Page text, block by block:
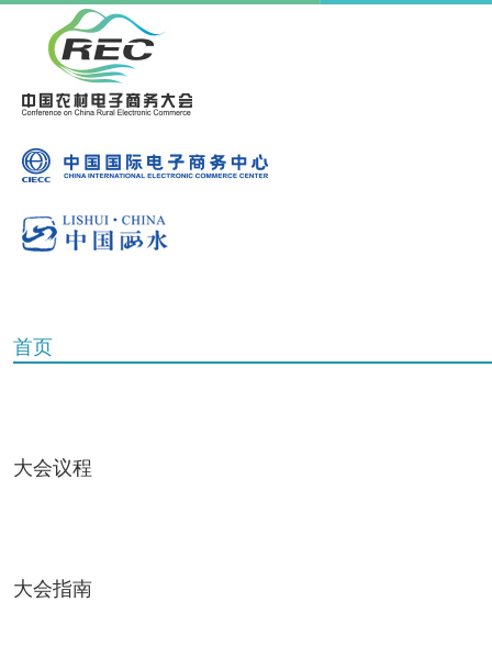
首页
大会议程
大会指南